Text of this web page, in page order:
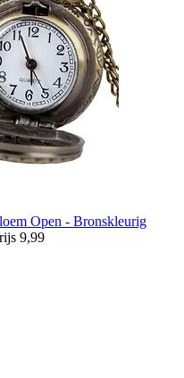
Open - Bronskleurig
9,99